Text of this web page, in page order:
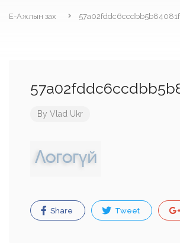
Е-Ажлын зах
By Vlad Ukr
Share Tweet